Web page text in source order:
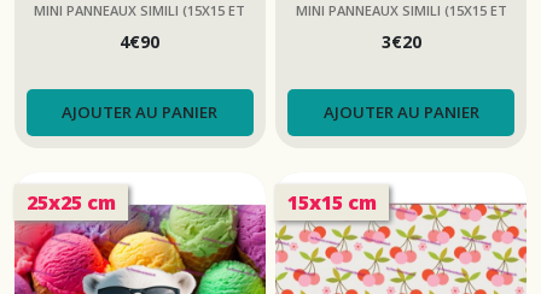
MINI PANNEAUX SIMILI (15X15 ET
4€90
AJOUTER AU PANIER
MINI PANNEAUX SIMILI (15X15 ET
3€20
AJOUTER AU PANIER
25x25 cm 15x15 cm